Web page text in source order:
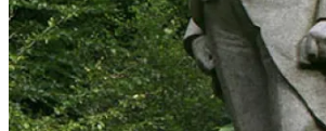
Se og oplev
Byer
Events
Udforsk